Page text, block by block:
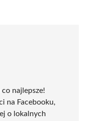
najlepsze!
na Facebooku,
o lokalnych